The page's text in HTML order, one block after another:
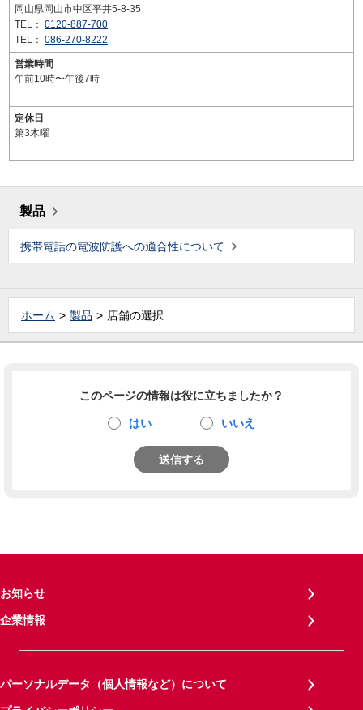
岡山県岡山市中区平井5-8-35
TEL： 0120-887-700
TEL： 086-270-8222
営業時間
午前10時〜午後7時
定休日
第3木曜
製品
携帯電話の電波防護への適合性について
ホーム 製品 店舗の選択
このページの情報は役に立ちましたか？
はい いいえ
送信する
お知らせ
企業情報
パーソナルデータ（個人情報など）について